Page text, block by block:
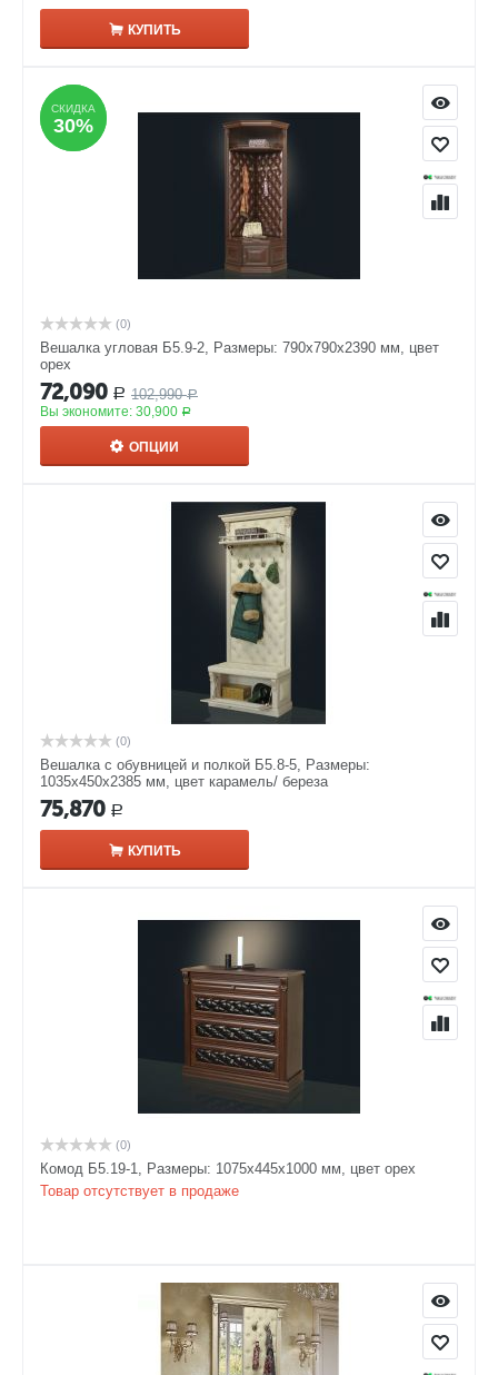
КУПИТЬ
СКИДКА
30%
СКИДКА
30%
(0)
Вешалка угловая Б5.9-2, Размеры: 790х790х2390 мм, цвет
орех
72,090 Р 102,990 Р
Вы экономите: 30,900 Р
ОПЦИИ
(0)
Вешалка с обувницей и полкой Б5.8-5, Размеры:
1035х450х2385 мм, цвет карамель/ береза
75,870 Р
КУПИТЬ
(0)
Комод Б5.19-1, Размеры: 1075х445х1000 мм, цвет орех
Товар отсутствует в продаже